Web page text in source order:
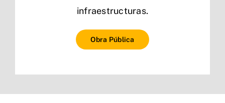
infraestructuras.
Obra Pública